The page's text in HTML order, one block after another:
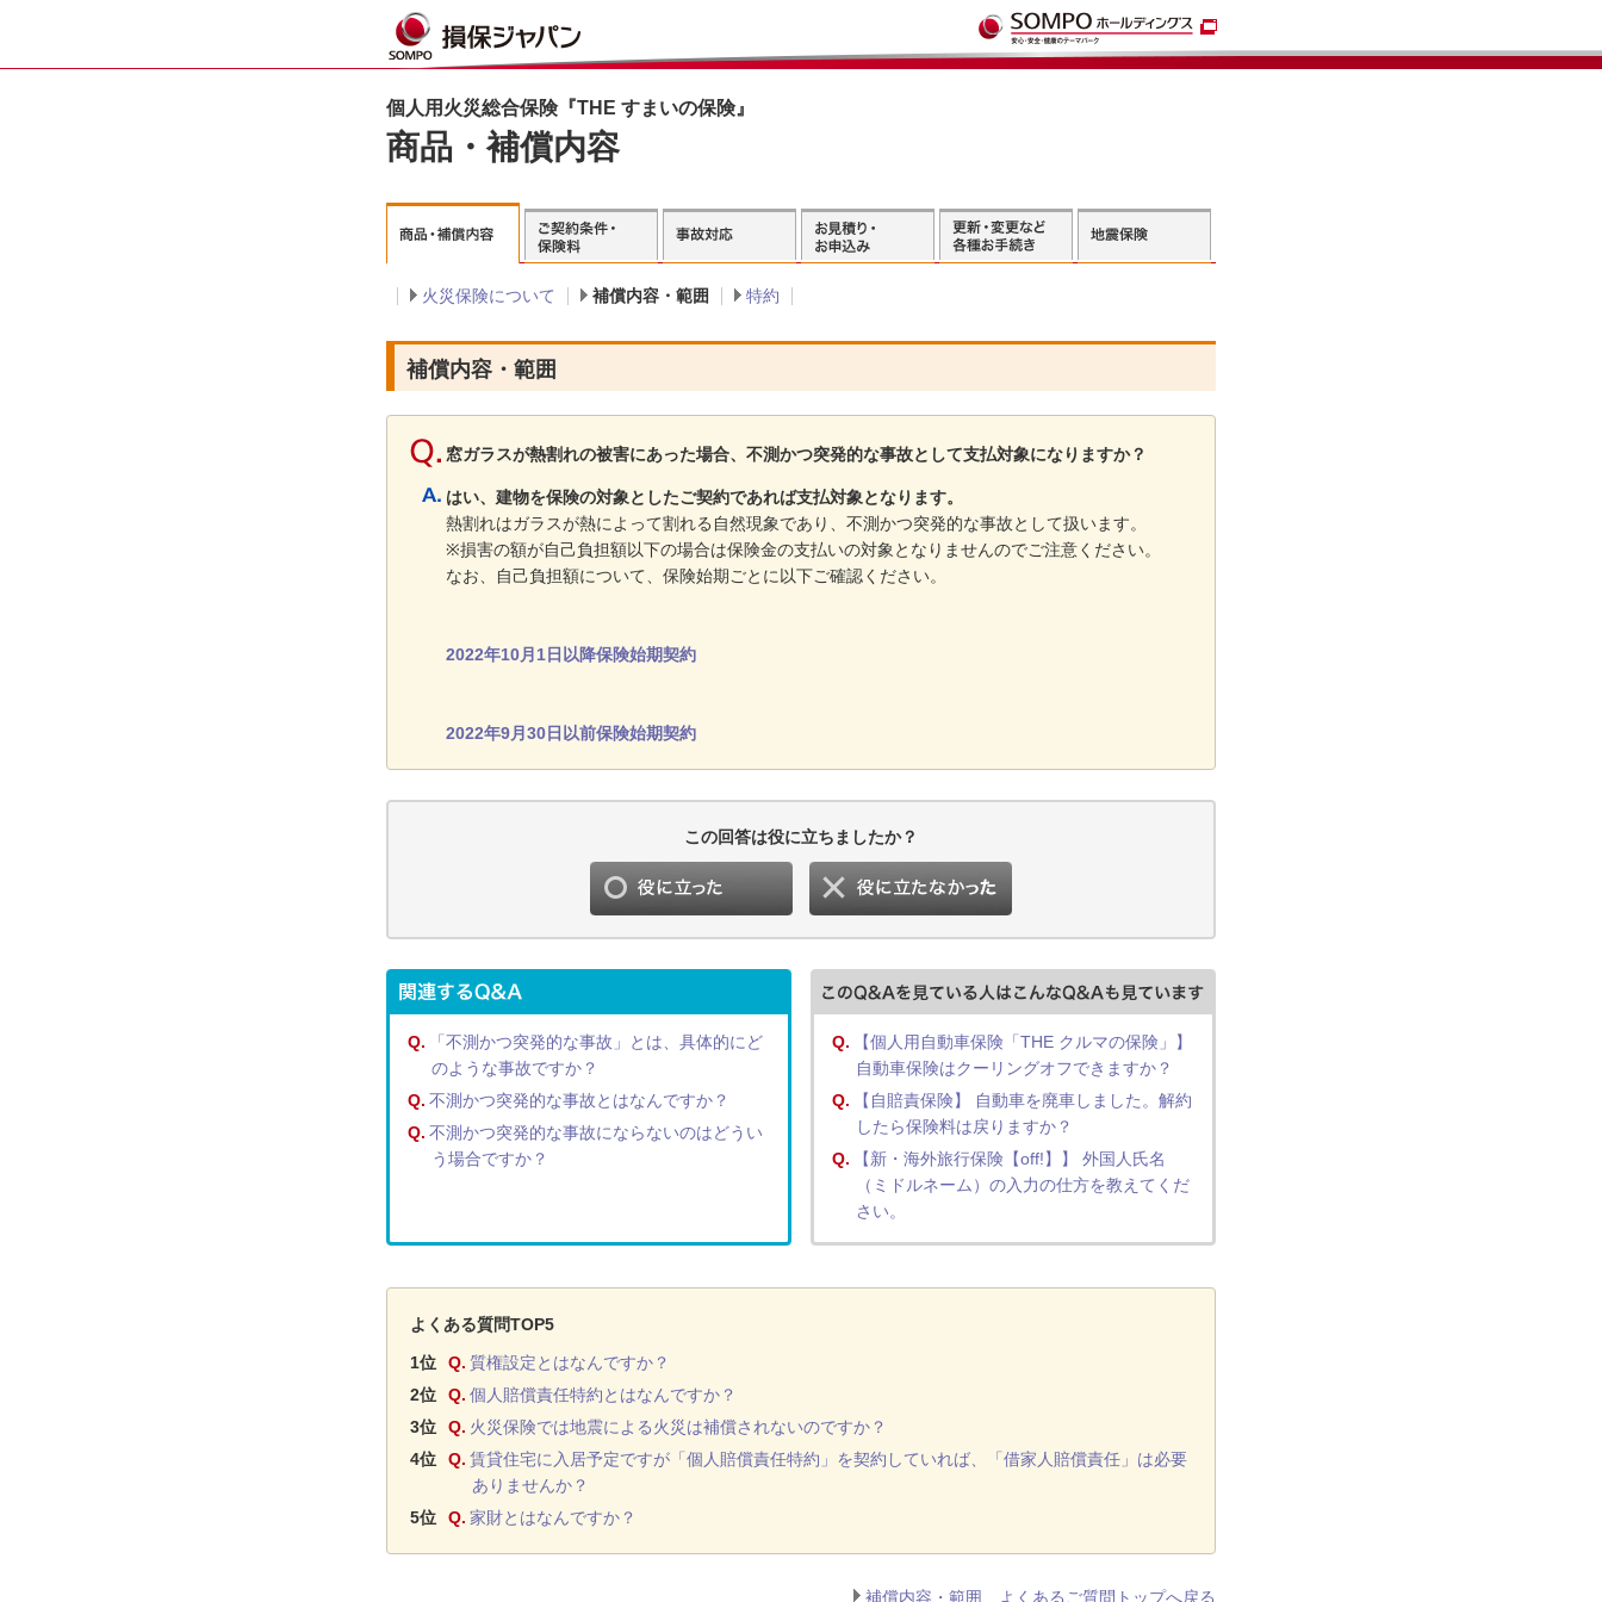
個人用火災総合保険『THE すまいの保険』
商品・補償内容
火災保険について 補償内容・範囲 特約
補償内容・範囲
窓ガラスが熱割れの被害にあった場合、不測かつ突発的な事故として支払対象になりますか？
はい、建物を保険の対象としたご契約であれば支払対象となります。
熱割れはガラスが熱によって割れる自然現象であり、不測かつ突発的な事故として扱います。
※損害の額が自己負担額以下の場合は保険金の支払いの対象となりませんのでご注意ください。
なお、自己負担額について、保険始期ごとに以下ご確認ください。
2022年10月1日以降保険始期契約
2022年9月30日以前保険始期契約
この回答は役に立ちましたか？
Q.
「不測かつ突発的な事故」とは、具体的にど
のような事故ですか？
Q. 不測かつ突発的な事故とはなんですか？
Q. 不測かつ突発的な事故にならないのはどうい
う場合ですか？
Q.
【個人用自動車保険「THE クルマの保険」】
自動車保険はクーリングオフできますか？
Q.
【自賠責保険】 自動車を廃車しました。解約
したら保険料は戻りますか？
Q.
【新・海外旅行保険【off!】】 外国人氏名
（ミドルネーム）の入力の仕方を教えてくだ
さい。
よくある質問TOP5
1位
Q. 質権設定とはなんですか？
2位
Q. 個人賠償責任特約とはなんですか？
3位
Q. 火災保険では地震による火災は補償されないのですか？
4位
Q. 賃貸住宅に入居予定ですが「個人賠償責任特約」を契約していれば、「借家人賠償責任」は必要
ありませんか？
5位
Q. 家財とはなんですか？
補償内容・範囲 よくあるご質問トップへ戻る